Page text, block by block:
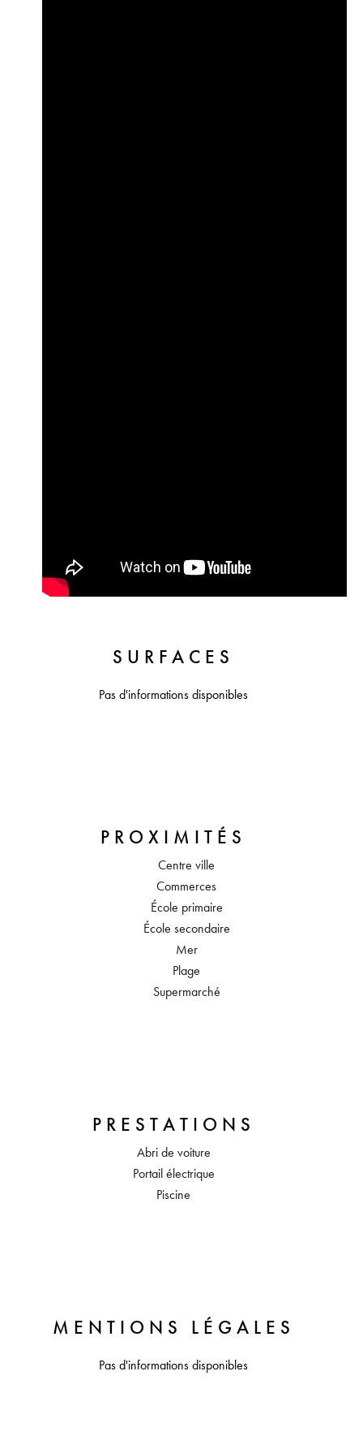
SURFACES
Pas d'informations disponibles
PROXIMITÉS
Centre ville
Commerces
École primaire
École secondaire
Mer
Plage
Supermarché
PRESTATIONS
Abri de voiture
Portail électrique
Piscine
MENTIONS LÉGALES
Pas d'informations disponibles